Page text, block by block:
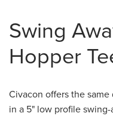
Swing
Hopper
Civacon offers the
in a 5" low profile